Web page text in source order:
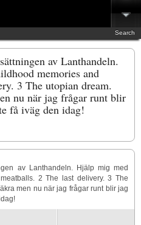
Search
av Lanthandeln.
memories and
3 The utopian dream.
nu när jag frågar runt blir
få iväg den idag!
av Lanthandeln. Hjälp mig med
2 The last delivery. 3 The
men nu när jag frågar runt blir jag